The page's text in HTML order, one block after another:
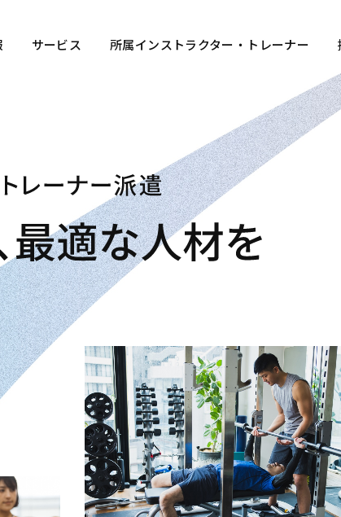
サービス 所属インストラクター・トレーナー